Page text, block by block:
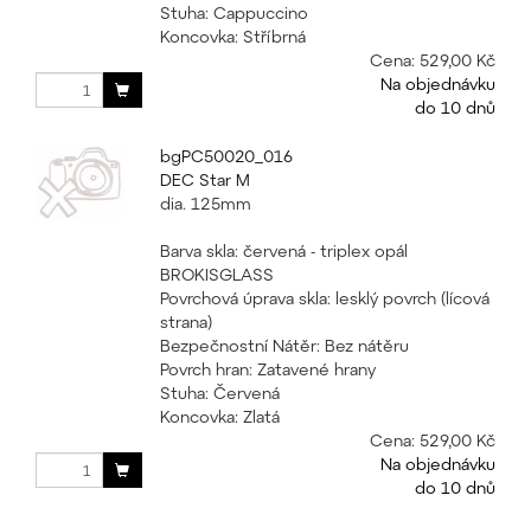
Stuha: Cappuccino
Koncovka: Stříbrná
Cena: 529,00 Kč
Na objednávku
do 10 dnů
bgPC50020_016
DEC Star M
dia. 125mm
Barva skla: červená - triplex opál
BROKISGLASS
Povrchová úprava skla: lesklý povrch (lícová
strana)
Bezpečnostní Nátěr: Bez nátěru
Povrch hran: Zatavené hrany
Stuha: Červená
Koncovka: Zlatá
Cena: 529,00 Kč
Na objednávku
do 10 dnů